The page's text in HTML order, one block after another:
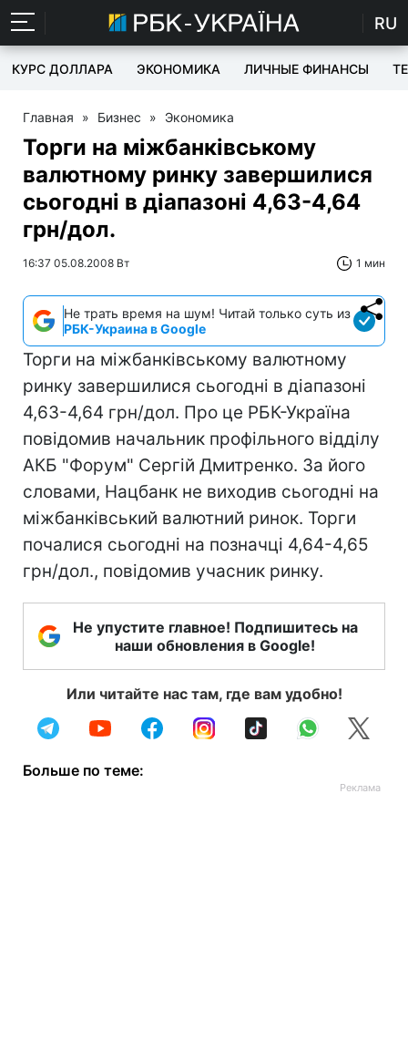
RU
КУРС ДОЛЛАРА ЭКОНОМИКА ЛИЧНЫЕ ФИНАНСЫ
Главная » Бизнес » Экономика
Торги на міжбанківському
валютному ринку завершилися
сьогодні в діапазоні 4,63-4,64
грн/дол.
16:37 05.08.2008 Вт 1 мин
Не трать время на шум! Читай только суть из
РБК-Украина в Google
Торги на міжбанківському валютному
ринку завершилися сьогодні в діапазоні
4,63-4,64 грн/дол. Про це РБК-Україна
повідомив начальник профільного відділу
АКБ "Форум" Сергій Дмитренко. За його
словами, Нацбанк не виходив сьогодні на
міжбанківський валютний ринок. Торги
почалися сьогодні на позначці 4,64-4,65
грн/дол., повідомив учасник ринку.
Не упустите главное! Подпишитесь на
наши обновления в Google!
Или читайте нас там, где вам удобно!
Больше по теме: